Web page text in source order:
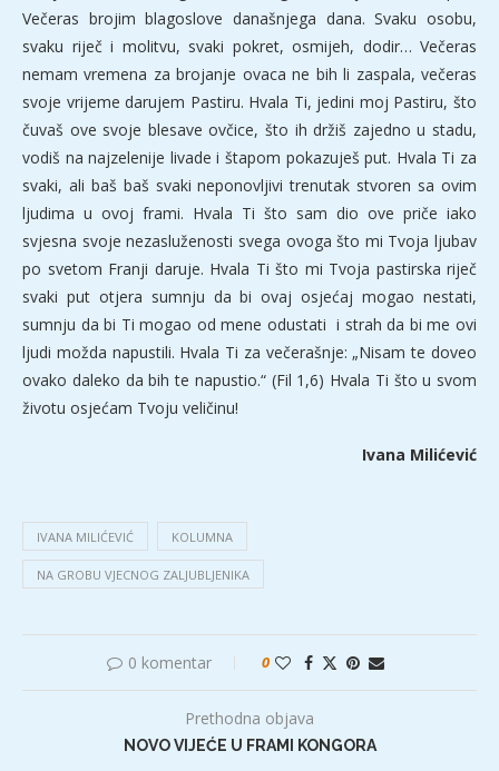
Večeras brojim blagoslove današnjega dana. Svaku osobu,
svaku riječ i molitvu, svaki pokret, osmijeh, dodir… Večeras
nemam vremena za brojanje ovaca ne bih li zaspala, večeras
svoje vrijeme darujem Pastiru. Hvala Ti, jedini moj Pastiru, što
čuvaš ove svoje blesave ovčice, što ih držiš zajedno u stadu,
vodiš na najzelenije livade i štapom pokazuješ put. Hvala Ti za
svaki, ali baš baš svaki neponovljivi trenutak stvoren sa ovim
ljudima u ovoj frami. Hvala Ti što sam dio ove priče iako
svjesna svoje nezasluženosti svega ovoga što mi Tvoja ljubav
po svetom Franji daruje. Hvala Ti što mi Tvoja pastirska riječ
svaki put otjera sumnju da bi ovaj osjećaj mogao nestati,
sumnju da bi Ti mogao od mene odustati i strah da bi me ovi
ljudi možda napustili. Hvala Ti za večerašnje: „Nisam te doveo
ovako daleko da bih te napustio.“ (Fil 1,6) Hvala Ti što u svom
životu osjećam Tvoju veličinu!
Ivana Milićević
IVANA MILIĆEVIĆ KOLUMNA
NA GROBU VJECNOG ZALJUBLJENIKA
0 komentar 0
Prethodna objava
NOVO VIJEĆE U FRAMI KONGORA